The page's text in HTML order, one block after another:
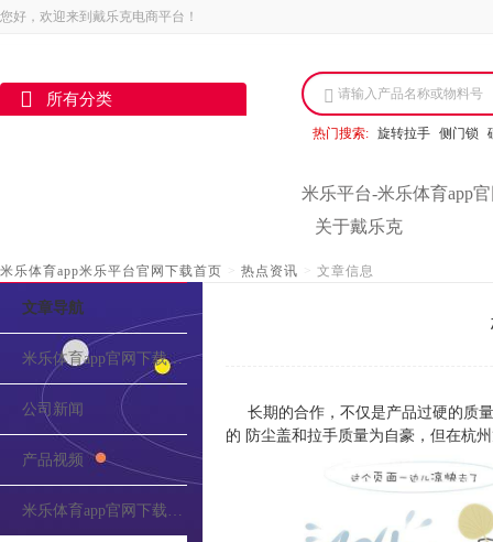
您好，欢迎来到戴乐克电商平台！
所有分类 请输入产品名称或物料号
热门搜索: 旋转拉手 侧门锁
米乐平台-米乐体育app
关于戴乐克
米乐体育app米乐平台官网下载首页 > 热点资讯 > 文章信息
文章导航
米乐体育app官网下载的介绍
公司新闻
产品视频
米乐体育app官网下载的公告
长期的合作，不仅是产品过硬的质
的 防尘盖和拉手质量为自豪，但在杭